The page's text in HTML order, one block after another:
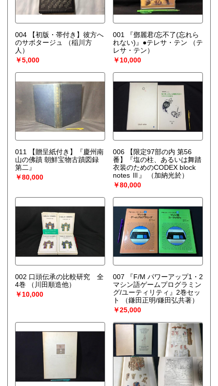
004 【初版・帯付き】彼方へ
のサボタージュ
（稲川方
人）
￥5,000
001 『鄧麗君/忘不了(忘れら
れない)』●テレサ・テン
（テ
レサ・テン）
￥10,000
011 【贈呈紙付き】『慶州南
山の佛蹟 朝鮮宝物古蹟図録
第二』
￥80,000
006 【限定97部の内 第56
番】『塩の柱、あるいは舞踏
衣装のためのCODEX block
notes Ⅲ』
（加納光於）
￥80,000
002 口頭伝承の比較研究 全
4巻
（川田順造他）
￥10,000
007 『F/M パワーアップ1・2
マシン語ゲームプログラミン
グ/ユーティリティ』2巻セッ
ト
（鎌田正明/鎌田弘共著）
￥25,000